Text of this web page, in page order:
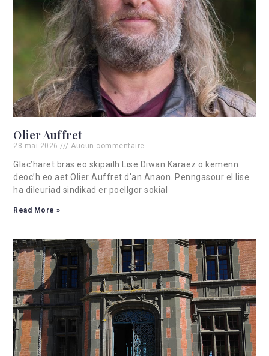
Olier Auffret
28 mai 2026 Aucun commentaire
Glac’haret bras eo skipailh Lise Diwan Karaez o kemenn
deoc’h eo aet Olier Auffret d'an Anaon. Penngasour el lise
ha dileuriad sindikad er poellgor sokial
Read More »